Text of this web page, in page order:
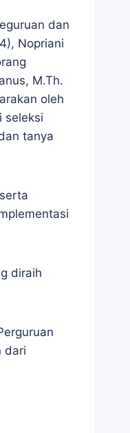
dan
Nopriani
M.Th.
oleh
seleksi
tanya
diraih
dari